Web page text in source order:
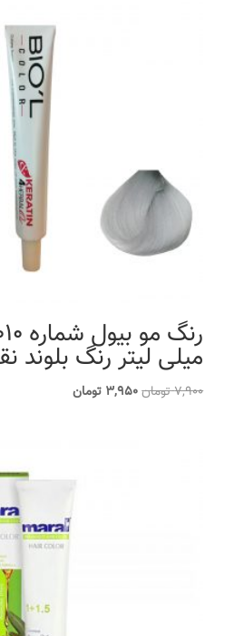
میلی لیتر رنگ بلوند
7,900تومانقیمت
3,950 تومانقیمت